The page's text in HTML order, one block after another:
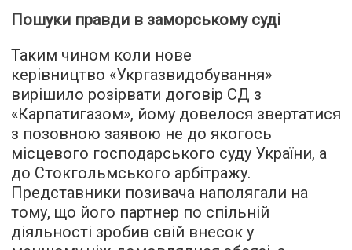
Пошуки правди в заморському суді
Таким чином коли нове
керівництво «Укргазвидобування»
вирішило розірвати договір СД з
«Карпатигазом», йому довелося звертатися
з позовною заявою не до якогось
місцевого господарського суду України, а
до Стокгольмського арбітражу.
Представники позивача наполягали на
тому, що його партнер по спільній
діяльності зробив свій внесок у